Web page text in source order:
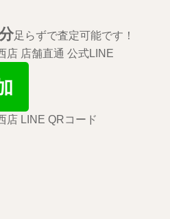
足らずで査定可能です！
店舗直通 公式LINE
LINE QRコード